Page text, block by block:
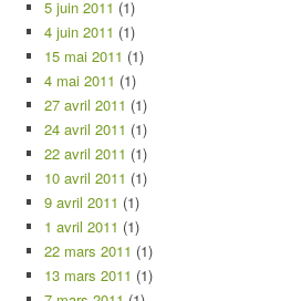
5 juin 2011 (1)
4 juin 2011 (1)
15 mai 2011 (1)
4 mai 2011 (1)
27 avril 2011 (1)
24 avril 2011 (1)
22 avril 2011 (1)
10 avril 2011 (1)
9 avril 2011 (1)
1 avril 2011 (1)
22 mars 2011 (1)
13 mars 2011 (1)